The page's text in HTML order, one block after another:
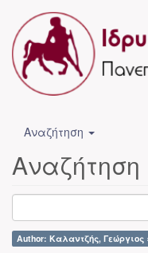
Αναζήτηση
Αναζήτηση
Author: Καλαντζής, Γεώργιος